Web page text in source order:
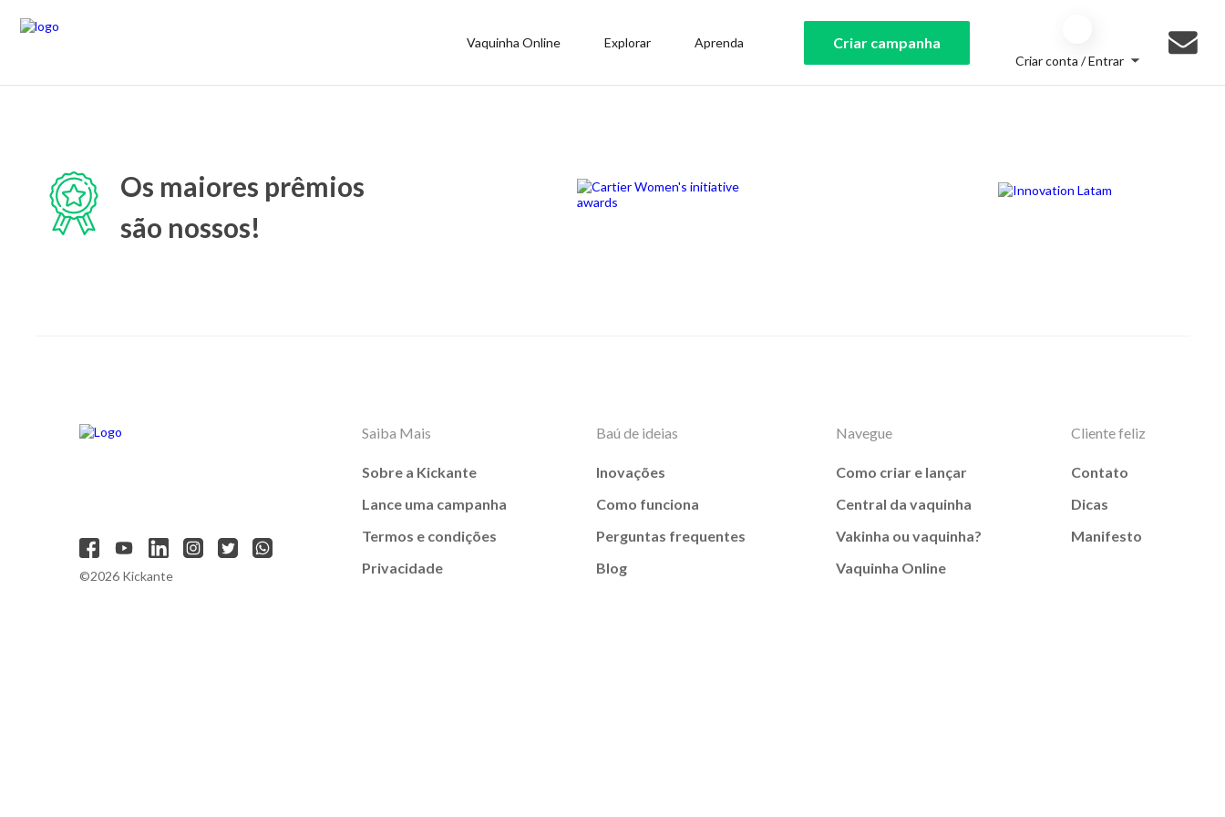
Vaquinha Online Explorar Aprenda Criar campanha
Criar conta / Entrar
Os maiores prêmios
são nossos!
©2026 Kickante
Saiba Mais
Sobre a Kickante
Lance uma campanha
Termos e condições
Privacidade
Baú de ideias
Inovações
Como funciona
Perguntas frequentes
Blog
Navegue
Como criar e lançar
Central da vaquinha
Vakinha ou vaquinha?
Vaquinha Online
Cliente feliz
Contato
Dicas
Manifesto